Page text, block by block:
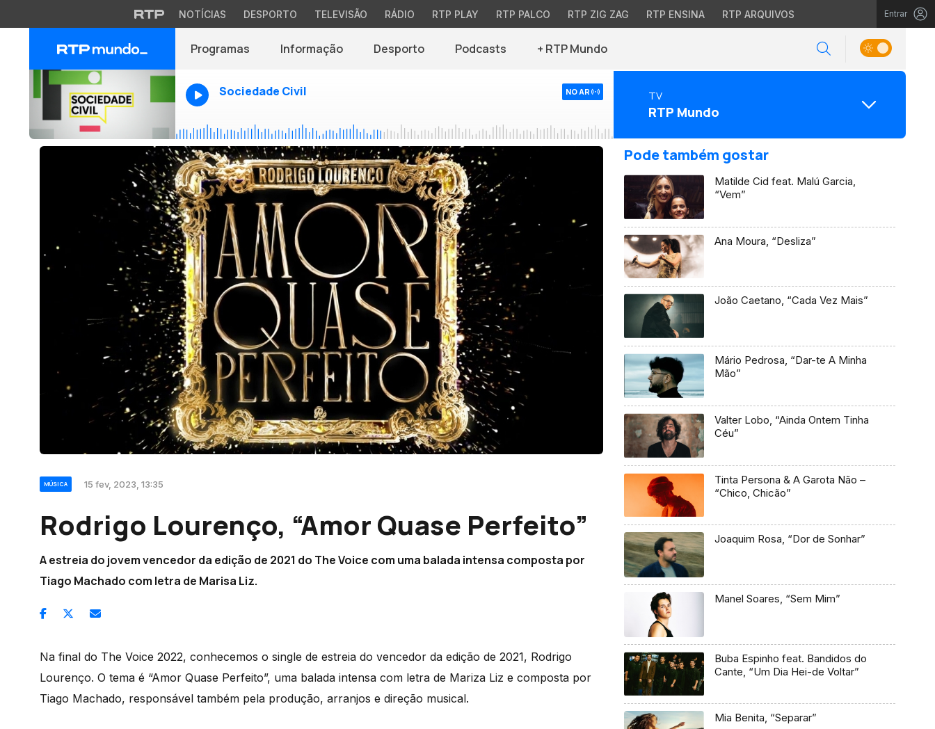
NOTÍCIAS DESPORTO TELEVISÃO RÁDIO RTP PLAY RTP PALCO RTP ZIG ZAG RTP ENSINA RTP ARQUIVOS Entrar
Programas Informação Desporto Podcasts + RTP Mundo
Sociedade Civil NO AR TV
RTP Mundo
MÚSICA 15 fev, 2023, 13:35
Rodrigo Lourenço, “Amor Quase Perfeito”
A estreia do jovem vencedor da edição de 2021 do The Voice com uma balada intensa composta por
Tiago Machado com letra de Marisa Liz.
Na final do The Voice 2022, conhecemos o single de estreia do vencedor da edição de 2021, Rodrigo
Lourenço. O tema é “Amor Quase Perfeito”, uma balada intensa com letra de Mariza Liz e composta por
Tiago Machado, responsável também pela produção, arranjos e direção musical.
Pode também gostar
Matilde Cid feat. Malú Garcia,
“Vem”
Ana Moura, “Desliza”
João Caetano, “Cada Vez Mais”
Mário Pedrosa, “Dar-te A Minha
Mão”
Valter Lobo, “Ainda Ontem Tinha
Céu”
Tinta Persona & A Garota Não –
“Chico, Chicão”
Joaquim Rosa, “Dor de Sonhar”
Manel Soares, “Sem Mim”
Buba Espinho feat. Bandidos do
Cante, “Um Dia Hei-de Voltar”
Mia Benita, “Separar”